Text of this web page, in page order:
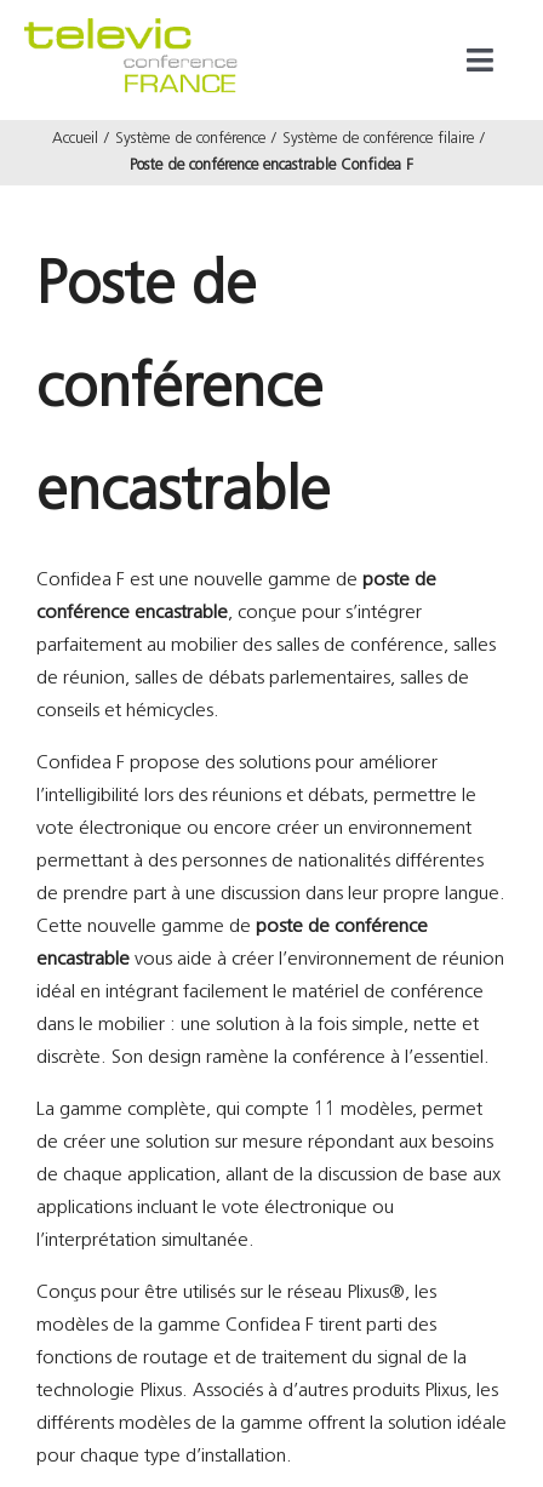
Accueil Système de conférence
Système de conférence filaire
Poste de conférence encastrable Confidea F
Poste de
conférence
encastrable
Confidea F est une nouvelle gamme de poste de
conférence encastrable, conçue pour s’intégrer
parfaitement au mobilier des salles de conférence, salles
de réunion, salles de débats parlementaires, salles de
conseils et hémicycles.
Confidea F propose des solutions pour améliorer
l’intelligibilité lors des réunions et débats, permettre le
vote électronique ou encore créer un environnement
permettant à des personnes de nationalités différentes
de prendre part à une discussion dans leur propre langue.
Cette nouvelle gamme de poste de conférence
encastrable vous aide à créer l’environnement de réunion
idéal en intégrant facilement le matériel de conférence
dans le mobilier : une solution à la fois simple, nette et
discrète. Son design ramène la conférence à l’essentiel.
La gamme complète, qui compte 11 modèles, permet
de créer une solution sur mesure répondant aux besoins
de chaque application, allant de la discussion de base aux
applications incluant le vote électronique ou
l’interprétation simultanée.
Conçus pour être utilisés sur le réseau Plixus®, les
modèles de la gamme Confidea F tirent parti des
fonctions de routage et de traitement du signal de la
technologie Plixus. Associés à d’autres produits Plixus, les
différents modèles de la gamme offrent la solution idéale
pour chaque type d’installation.